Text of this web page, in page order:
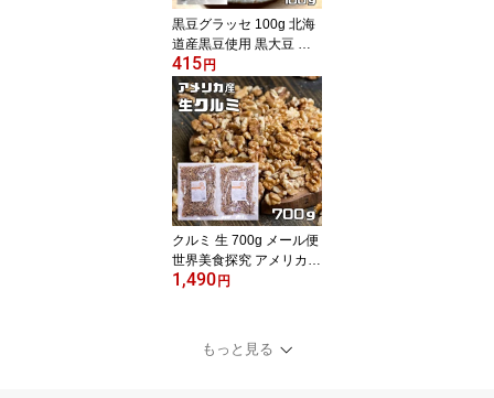
黒豆グラッセ 100g 北海
道産黒豆使用 黒大豆 絞
り甘納豆 やみつき 国内
産 豆力 国産 保存食 非常
食 お菓子 豆菓子 味付乾
燥豆 かみかみ黒豆 お茶
うけ 業務用 製菓 和菓子
415円
クルミ 生 700g メール便
世界美食探究 アメリカ産
LHP ナッツ 無塩 無油 お
つ 生くるみ 胡桃 350g×2
1,490円
もっと見る